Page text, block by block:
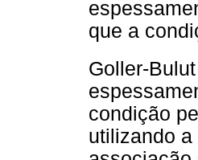
que a
Goller-
condição
utilizando